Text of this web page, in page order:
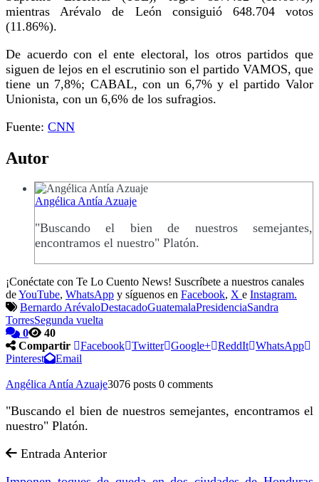
mientras Arévalo de León consiguió 648.704 votos
(11.86%).
De acuerdo con el ente electoral, los otros partidos que
siguen de lejos en el escrutinio son el partido VAMOS, que
tiene un 7,8%; CABAL, con un 6,7% y el partido Valor
Unionista, con un 6,6% de los sufragios.
Fuente: CNN
Autor
Angélica Antía Azuaje
"Buscando el bien de nuestros semejantes,
encontramos el nuestro" Platón.
¡Conéctate con Te Lo Cuento News! Suscríbete a nuestros canales
deYouTube, WhatsApp y síguenos en Facebook, X e Instagram.
Bernardo ArévaloDestacadoGuatemalaPresidenciaSandra
TorresSegunda vuelta
0
40
Compartir
Facebook Twitter Google+ ReddIt WhatsApp
Pinterest
Email
Angélica Antía Azuaje3076 posts 0 comments
"Buscando el bien de nuestros semejantes, encontramos el
nuestro" Platón.
Entrada Anterior